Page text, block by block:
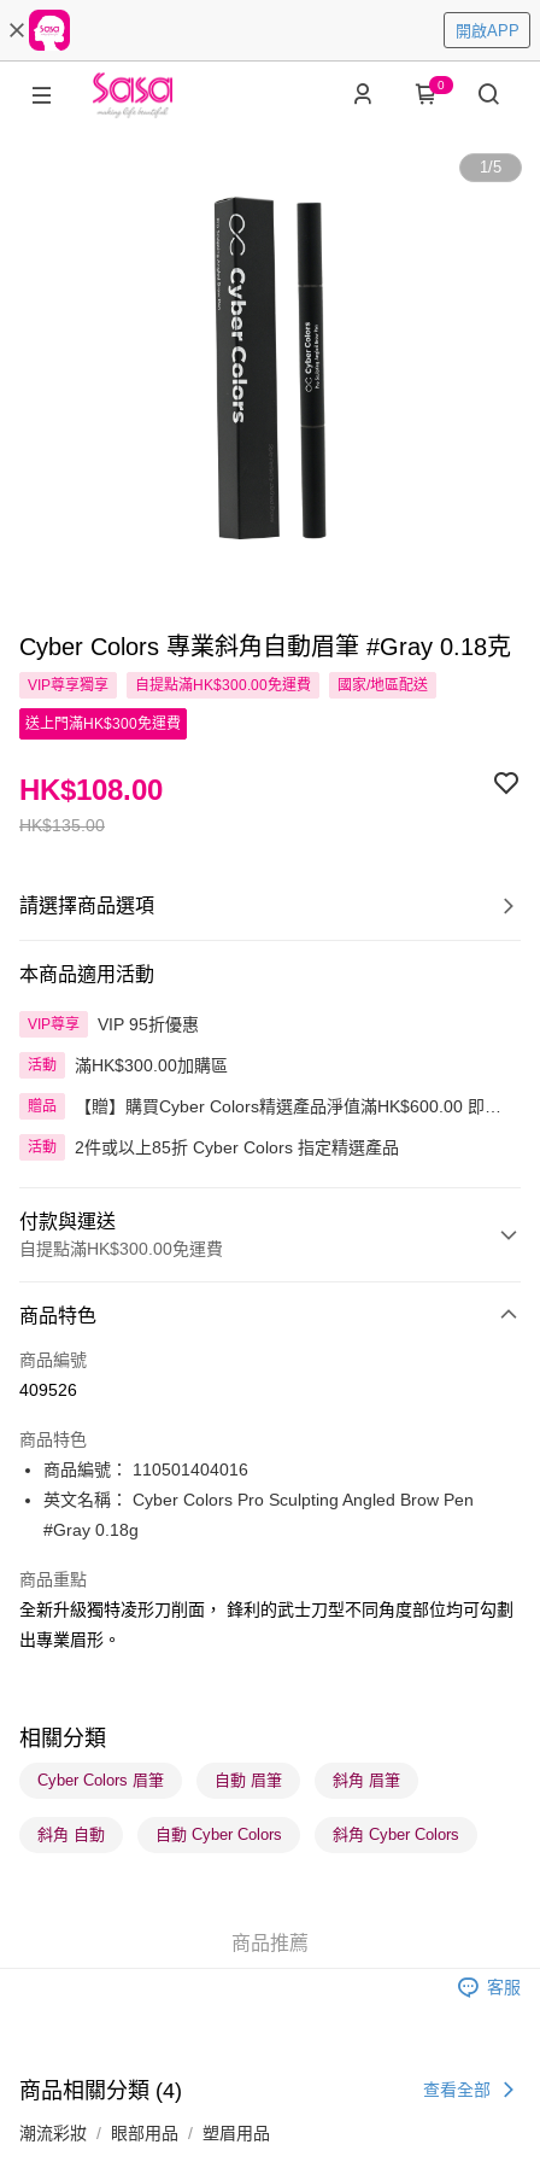
開啟APP
0
1/5
Cyber Colors 專業斜角自動眉筆 #Gray 0.18克
VIP尊享獨享 自提點滿HK$300.00免運費 國家/地區配送
送上門滿HK$300免運費
HK$135.00
HK$108.00
請選擇商品選項
本商品適用活動
VIP尊享 VIP 95折優惠
活動 滿HK$300.00加購區
贈品
【贈】購買Cyber Colors精選產品淨值滿HK$600.00 即送
活動 2件或以上85折 Cyber Colors 指定精選產品
付款與運送
自提點滿HK$300.00免運費
信用卡
Apple Pay
PayMe
WeChat Pay
送貨方式
順豐自助櫃 - 確認發貨後1-3個工作天送達
順豐站及營業點 - 確認發貨後1-3個工作天送達
物流公司進行物流配送
取。逾期會取消訂單，並不會安排重寄
每筆HK$20.00，滿HK$100.00或以上免運費
澳門地區配送 - 確認發貨後1-4個工作天送達
商品特色
商品編號
409526
商品特色
商品編號： 110501404016
英文名稱： Cyber Colors Pro Sculpting Angled Brow Pen
#Gray 0.18g
商品重點
全新升級獨特凌形刀削面， 鋒利的武士刀型不同角度部位均可勾劃
出專業眉形。
相關分類
Cyber Colors 眉筆 自動 眉筆 斜角 眉筆
斜角 自動 自動 Cyber Colors 斜角 Cyber Colors
商品推薦
客服
商品相關分類 (4) 查看全部
潮流彩妝 眼部用品 塑眉用品